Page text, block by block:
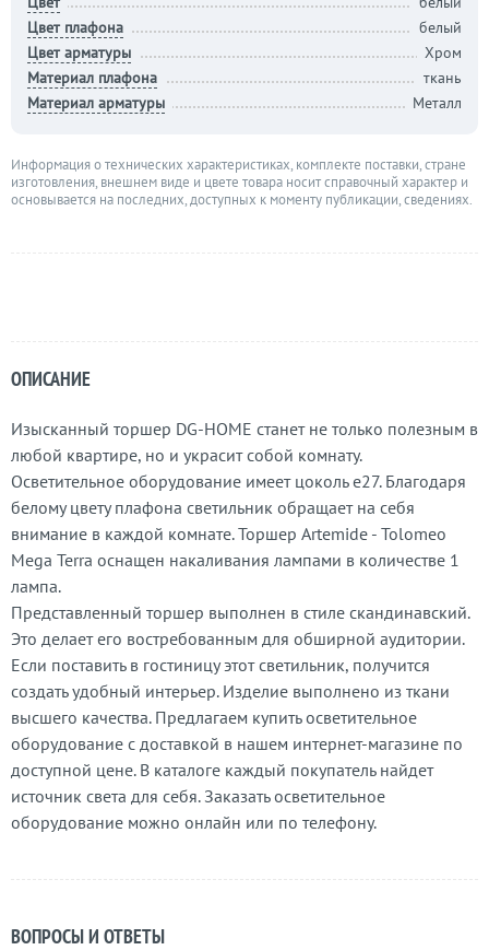
ОПИСАНИЕ
Изысканный торшер DG-HOME станет не только полезным в
любой квартире, но и украсит собой комнату.
Осветительное оборудование имеет цоколь e27. Благодаря
белому цвету плафона светильник обращает на себя
внимание в каждой комнате. Торшер Artemide - Tolomeo
Mega Terra оснащен накаливания лампами в количестве 1
лампа.
Представленный торшер выполнен в стиле скандинавский.
Это делает его востребованным для обширной аудитории.
Если поставить в гостиницу этот светильник, получится
создать удобный интерьер. Изделие выполнено из ткани
высшего качества. Предлагаем купить осветительное
оборудование с доставкой в нашем интернет-магазине по
доступной цене. В каталоге каждый покупатель найдет
источник света для себя. Заказать осветительное
оборудование можно онлайн или по телефону.
ВОПРОСЫ И ОТВЕТЫ
Цвет плафона
белый
Цвет арматуры
Хром
Материал плафона
ткань
Материал арматуры
Металл
Информация о технических характеристиках, комплекте поставки, стране
изготовления, внешнем виде и цвете товара носит справочный характер и
основывается на последних, доступных к моменту публикации, сведениях.